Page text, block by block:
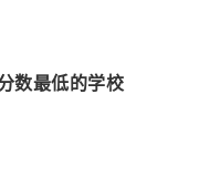
数最低的学校